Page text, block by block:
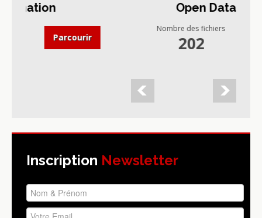
Open Data
Nombre des fichiers
Inscription Newsletter